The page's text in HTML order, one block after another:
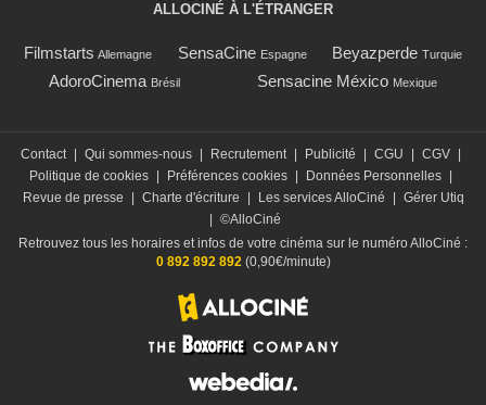
ALLOCINÉ À L'ÉTRANGER
Filmstarts Allemagne SensaCine Espagne Beyazperde Turquie
AdoroCinema Brésil Sensacine México Mexique
Contact Qui sommes-nous Recrutement Publicité CGU CGV
Politique de cookies
Préférences cookies Données Personnelles
Revue de presse
Charte d'écriture Les services AlloCiné
Gérer Utiq
©AlloCiné
Retrouvez tous les horaires et infos de votre cinéma sur le numéro AlloCiné :
0 892 892 892(0,90€/minute)